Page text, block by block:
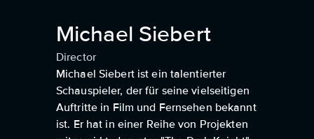
Michael Siebert
Director
Michael Siebert ist ein talentierter
Schauspieler, der für seine vielseitigen
Auftritte in Film und Fernsehen bekannt
ist. Er hat in einer Reihe von Projekten